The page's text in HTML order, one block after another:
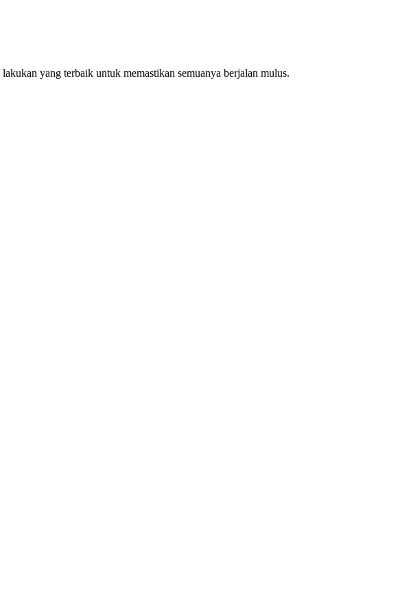
yang terbaik untuk memastikan semuanya berjalan mulus.